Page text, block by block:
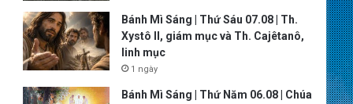
Bánh Mì Sáng | Thứ Sáu 07.08 | Th.
Xystô II, giám mục và Th. Cajêtanô,
linh mục
1 ngày
Bánh Mì Sáng | Thứ Năm 06.08 | Chúa